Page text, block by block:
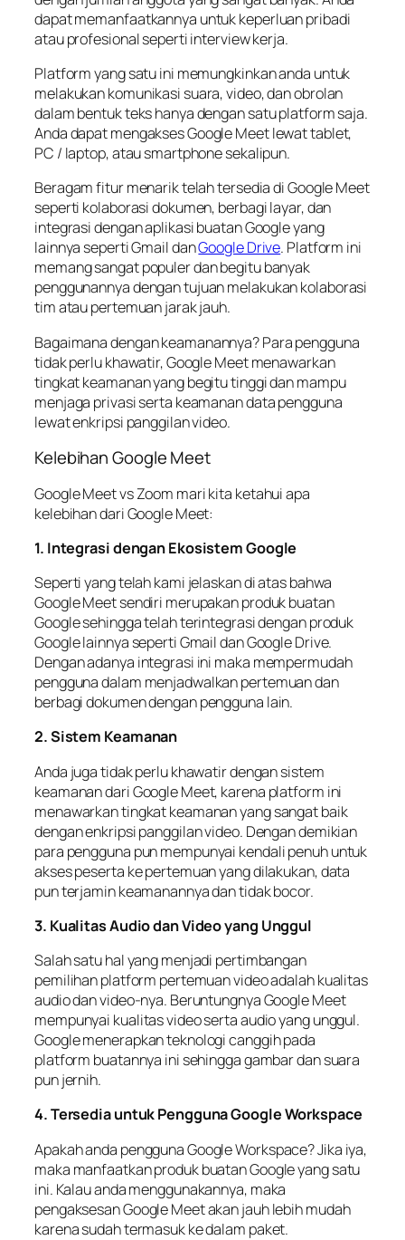
dapat memanfaatkannya untuk keperluan pribadi
atau profesional seperti interview kerja.
Platform yang satu ini memungkinkan anda untuk
melakukan komunikasi suara, video, dan obrolan
dalam bentuk teks hanya dengan satu platform saja.
Anda dapat mengakses Google Meet lewat tablet,
PC / laptop, atau smartphone sekalipun.
Beragam fitur menarik telah tersedia di Google Meet
seperti kolaborasi dokumen, berbagi layar, dan
integrasi dengan aplikasi buatan Google yang
lainnya seperti Gmail danGoogle Drive. Platform ini
memang sangat populer dan begitu banyak
penggunannya dengan tujuan melakukan kolaborasi
tim atau pertemuan jarak jauh.
Bagaimana dengan keamanannya? Para pengguna
tidak perlu khawatir, Google Meet menawarkan
tingkat keamanan yang begitu tinggi dan mampu
menjaga privasi serta keamanan data pengguna
lewat enkripsi panggilan video.
Kelebihan Google Meet
Google Meet vs Zoom mari kita ketahui apa
kelebihan dari Google Meet:
1. Integrasi dengan Ekosistem Google
Seperti yang telah kami jelaskan di atas bahwa
Google Meet sendiri merupakan produk buatan
Google sehingga telah terintegrasi dengan produk
Google lainnya seperti Gmail dan Google Drive.
Dengan adanya integrasi ini maka mempermudah
pengguna dalam menjadwalkan pertemuan dan
berbagi dokumen dengan pengguna lain.
2. Sistem Keamanan
Anda juga tidak perlu khawatir dengan sistem
keamanan dari Google Meet, karena platform ini
menawarkan tingkat keamanan yang sangat baik
dengan enkripsi panggilan video. Dengan demikian
para pengguna pun mempunyai kendali penuh untuk
akses peserta ke pertemuan yang dilakukan, data
pun terjamin keamanannya dan tidak bocor.
3. Kualitas Audio dan Video yang Unggul
Salah satu hal yang menjadi pertimbangan
pemilihan platform pertemuan video adalah kualitas
audio dan video-nya. Beruntungnya Google Meet
mempunyai kualitas video serta audio yang unggul.
Google menerapkan teknologi canggih pada
platform buatannya ini sehingga gambar dan suara
pun jernih.
4. Tersedia untuk Pengguna Google Workspace
Apakah anda pengguna Google Workspace? Jika iya,
maka manfaatkan produk buatan Google yang satu
ini. Kalau anda menggunakannya, maka
pengaksesan Google Meet akan jauh lebih mudah
karena sudah termasuk ke dalam paket.